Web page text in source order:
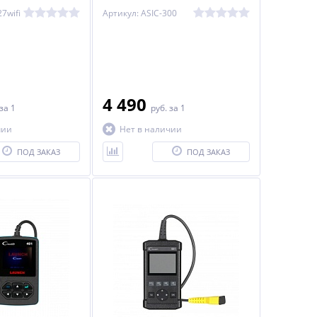
iCartool IC-
за 1
ПОД ЗАКАЗ
Артикул: ASIC-300
4 490 руб. за 1
Нет в наличии
ПОД ЗАКАЗ